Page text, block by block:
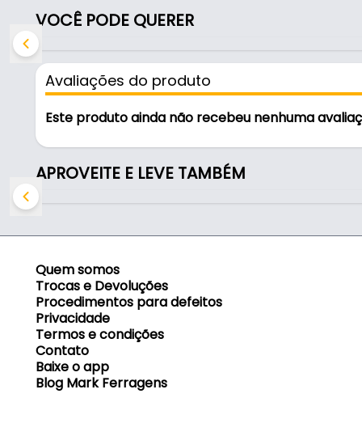
que reduz o atrito durante a perfuração,
corte mais limpo e eficiente em metais. A haste
evitando deslizamentos mesmo em aplicações
especialmente útil para profissionais que
Conteúdo da Embalagem:
- 01 Broca de 5,0 Mm - MTX.
Características:
- Marca: Mtx
- Modelo: 7175029
- Material: Aço Rápido Revestido em Titânio
- Formato da haste de encaixe: Sextavado
- Aplicação: Metal
- Diâmetro da broca: 5,0 Mm
VOCÊ PODE QUERER
Avaliações do produto
Este produto ainda não recebeu nenhuma
APROVEITE E LEVE TAMBÉM
Quem somos
Trocas e Devoluções
Procedimentos para defeitos
Privacidade
Termos e condições
Contato
Baixe o app
Blog Mark Ferragens